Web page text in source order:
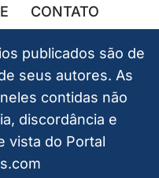
CONTATO
publicados são de
seus autores. As
contidas não
discordância e
vista do Portal